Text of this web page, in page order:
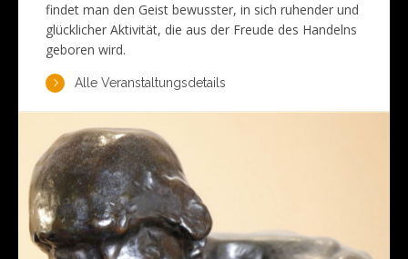
findet man den Geist bewusster, in sich ruhender und
glücklicher Aktivität, die aus der Freude des Handelns
geboren wird.
Alle Veranstaltungsdetails